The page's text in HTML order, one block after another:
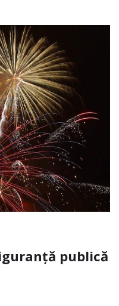
publică